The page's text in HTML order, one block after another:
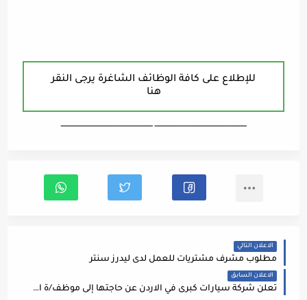
للإطلاع على كافة الوظائف الشاغرة يرجى النقر
هنا
ـــــــــــــــــــــــــــــــــــــــــــــــــــــــــــــــــــ ـــــــــــــــــــــــــــــــــــــــــــــــــــــــــــــــــــ
الاعلان التالي
مطلوب مشرف مشتريات للعمل لدى ليدرز سنتر
الاعلان السابق
تعلن شركة سيارات كبرى في الاردن عن حاجتها إلى موظف/ة استقبال و موظف/ة مبيعات